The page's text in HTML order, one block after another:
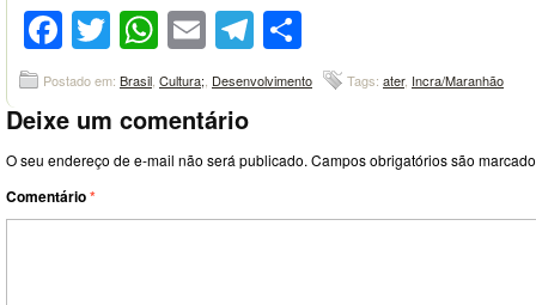
Facebook
Twitter
WhatsApp
EmailTelegram
Postado em: Brasil Cultura; Desenvolvimento Tags: ater, Incra/Maranhão
Deixe um comentário
O seu endereço de e-mail não será publicado. Campos obrigatórios são
Comentário*